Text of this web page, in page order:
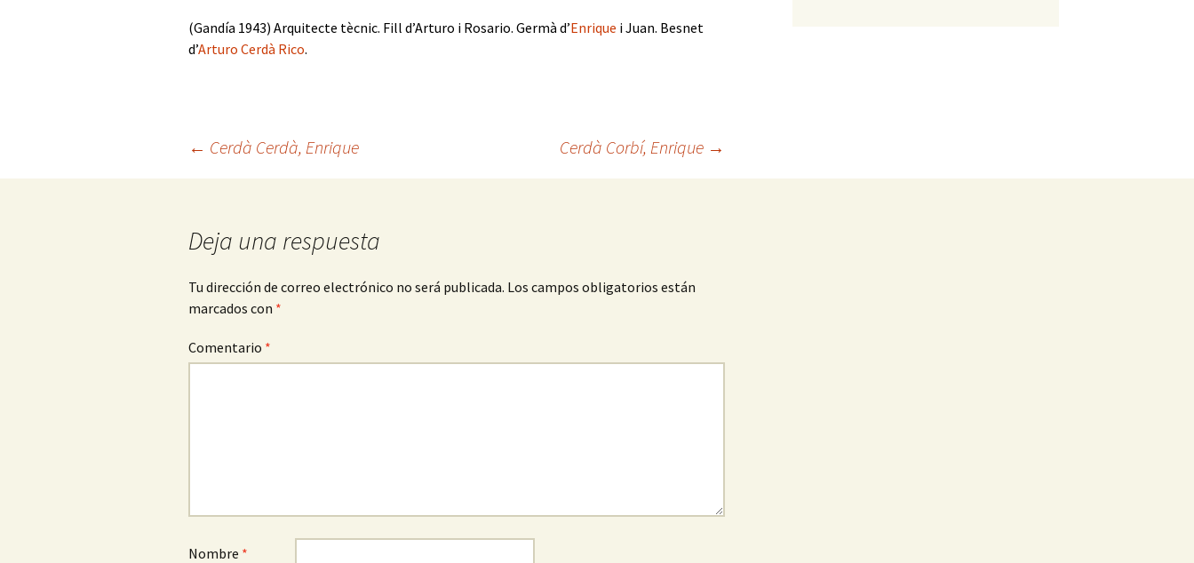
(Gandía 1943) Arquitecte tècnic. Fill d’Arturo i Rosario. Germà d’Enrique i Juan. Besnet
d’Arturo Cerdà Rico.
Navegación
← Cerdà Cerdà, Enrique Cerdà Corbí, Enrique →
Deja una respuesta
Tu dirección de correo electrónico no será publicada. Los campos obligatorios están
marcados con *
Comentario *
Nombre *